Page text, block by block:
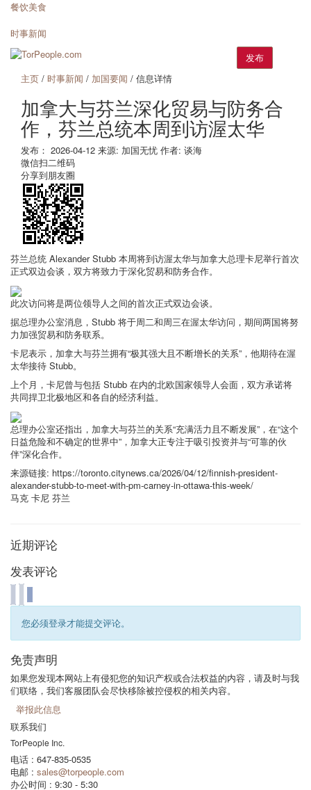
餐饮美食
时事新闻
发布
主页 / 时事新闻 / 加国要闻 / 信息详情
加拿大与芬兰深化贸易与防务合
作，芬兰总统本周到访渥太华
发布： 2026-04-12 来源: 加国无忧 作者: 谈海
微信扫二维码
分享到朋友圈
芬兰总统 Alexander Stubb 本周将到访渥太华与加拿大总理卡尼举行首次
正式双边会谈，双方将致力于深化贸易和防务合作。
此次访问将是两位领导人之间的首次正式双边会谈。
据总理办公室消息，Stubb 将于周二和周三在渥太华访问，期间两国将努
力加强贸易和防务联系。
卡尼表示，加拿大与芬兰拥有“极其强大且不断增长的关系”，他期待在渥
太华接待 Stubb。
上个月，卡尼曾与包括 Stubb 在内的北欧国家领导人会面，双方承诺将
共同捍卫北极地区和各自的经济利益。
总理办公室还指出，加拿大与芬兰的关系“充满活力且不断发展”，在“这个
日益危险和不确定的世界中”，加拿大正专注于吸引投资并与“可靠的伙
伴”深化合作。
来源链接: https://toronto.citynews.ca/2026/04/12/finnish-president-
alexander-stubb-to-meet-with-pm-carney-in-ottawa-this-week/
马克 卡尼 芬兰
近期评论
发表评论
您必须登录才能提交评论。
免责声明
如果您发现本网站上有侵犯您的知识产权或合法权益的内容，请及时与我
们联络，我们客服团队会尽快移除被控侵权的相关内容。
举报此信息
联系我们
TorPeople Inc.
电话 : 647-835-0535
电邮 : sales@torpeople.com
办公时间 : 9:30 - 5:30